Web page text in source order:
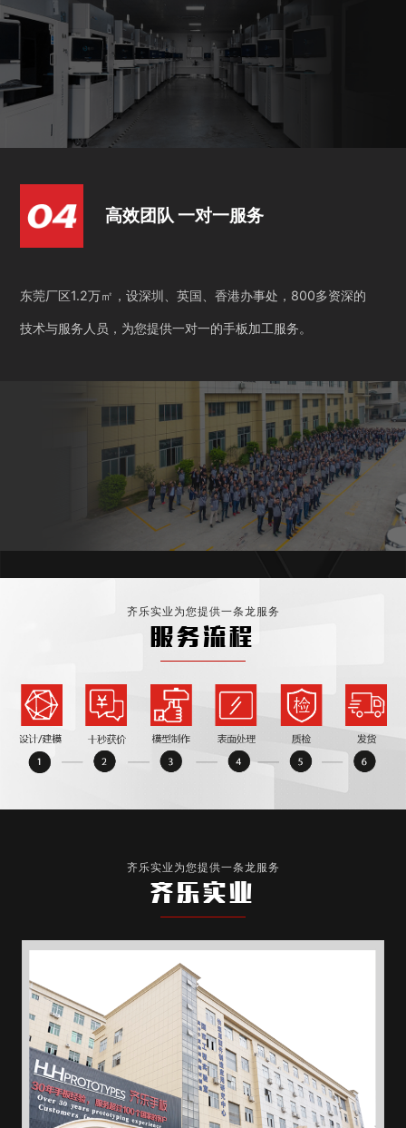
高效团队 一对一服务
东莞厂区1.2万㎡，设深圳、英国、香港办事处，800多资深的
技术与服务人员，为您提供一对一的手板加工服务。
齐乐实业为您提供一条龙服务
服务流程
齐乐实业为您提供一条龙服务
齐乐实业